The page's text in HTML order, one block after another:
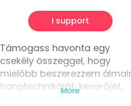
I support
Támogass havonta egy
csekély összeggel, hogy
mielőbb beszerezzem
hangtechnikáját, keverőjét,
More